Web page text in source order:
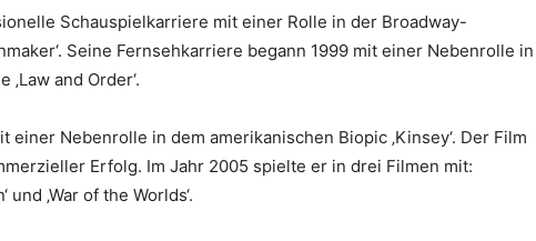
Schauspielkarriere mit einer Rolle in der Broadway-
Seine Fernsehkarriere begann 1999 mit einer Nebenrolle in
and Order‘.
einer Nebenrolle in dem amerikanischen Biopic ‚Kinsey‘. Der Film
Erfolg. Im Jahr 2005 spielte er in drei Filmen mit:
und ‚War of the Worlds‘.